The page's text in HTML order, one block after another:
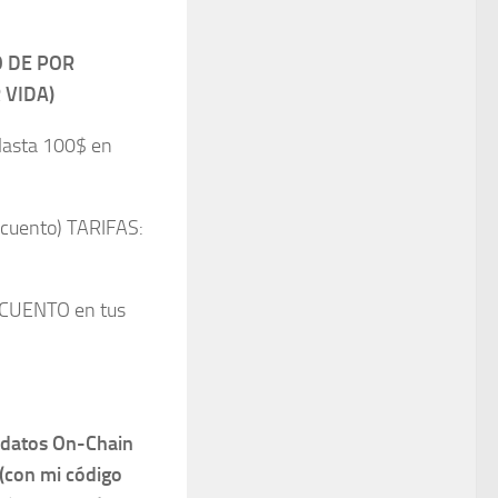
DE POR
VIDA)
100$ en
TARIFAS:
en tus
On-Chain
mi código